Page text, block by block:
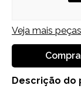
Veja mais
Descrição do